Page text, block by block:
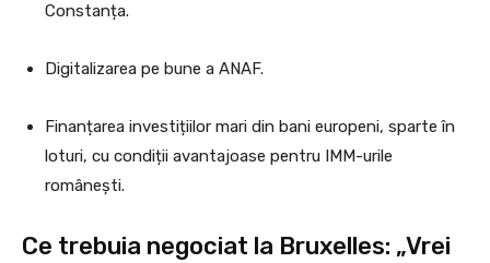
Constanța.
Digitalizarea pe bune a ANAF.
Finanțarea investițiilor mari din bani europeni, sparte în
loturi, cu condiții avantajoase pentru IMM-urile
românești.
Ce trebuia negociat la Bruxelles: „Vrei